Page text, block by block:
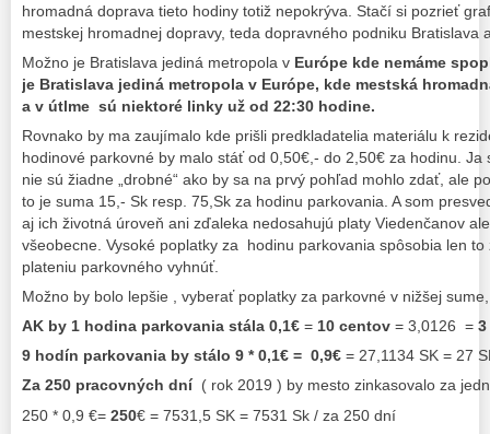
hromadná doprava tieto hodiny totiž nepokrýva. Stačí si pozrieť
mestskej hromadnej dopravy, teda dopravného podniku Bratislava
Možno je Bratislava jediná metropola v Európe kde nemáme
je Bratislava jediná metropola v Európe, kde mestská
a v útlme sú niektoré linky už od 22:30 hodine.
Rovnako by ma zaujímalo kde prišli predkladatelia materiálu k
hodinové parkovné by malo stáť od 0,50€,- do 2,50€ za hodinu.
nie sú žiadne „drobné“ ako by sa na prvý pohľad mohlo zdať, ale
to je suma 15,- Sk resp. 75,Sk za hodinu parkovania. A som
aj ich životná úroveň ani zďaleka nedosahujú platy Viedenčanov
všeobecne. Vysoké poplatky za hodinu parkovania spôsobia len
plateniu parkovného vyhnúť.
Možno by bolo lepšie , vyberať poplatky za parkovné v nižšej
AK by 1 hodina parkovania stála 0,1€ = 10 centov = 3,0126 = 3
9 hodín parkovania by stálo 9 * 0,1€ = 0,9€ = 27,1134 SK = 27
Za 250 pracovných dní( rok 2019 ) by mesto zinkasovalo za
250 * 0,9 €= 250€ = 7531,5 SK = 7531 Sk / za 250 dní